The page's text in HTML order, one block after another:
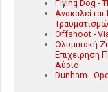
Flying Dog -
Offshoot -
Ολυμπιακή
Επιχείρηση
Αύριο
Dunham -